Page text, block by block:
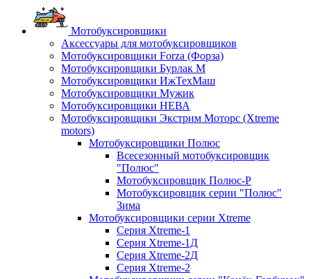
Мотобуксировщики
Аксессуары для мотобуксировщиков
Мотобуксировщики Forza (Форза)
Мотобуксировщики Бурлак М
Мотобуксировщики ИжТехМаш
Мотобуксировщики Мужик
Мотобуксировщики НЕВА
Мотобуксировщики Экстрим Моторс (Xtreme
motors)
Мотобуксировщики Полюс
Всесезонный мотобуксировщик
"Полюс"
Мотобуксировщик Полюс-Р
Мотобуксировщик серии "Полюс"
Зима
Мотобуксировщики серии Xtreme
Серия Xtreme-1
Серия Xtreme-1Д
Серия Xtreme-2Д
Серия Xtreme-2